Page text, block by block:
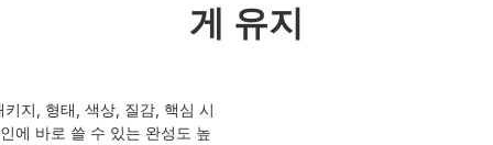
게 유지
지, 형태, 색상, 질감, 핵심 시
에 바로 쓸 수 있는 완성도 높